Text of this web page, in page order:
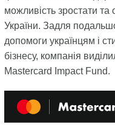
можливість зростати
України. Задля
допомоги українцям і
бізнесу, компанія
Mastercard Impact Fund.